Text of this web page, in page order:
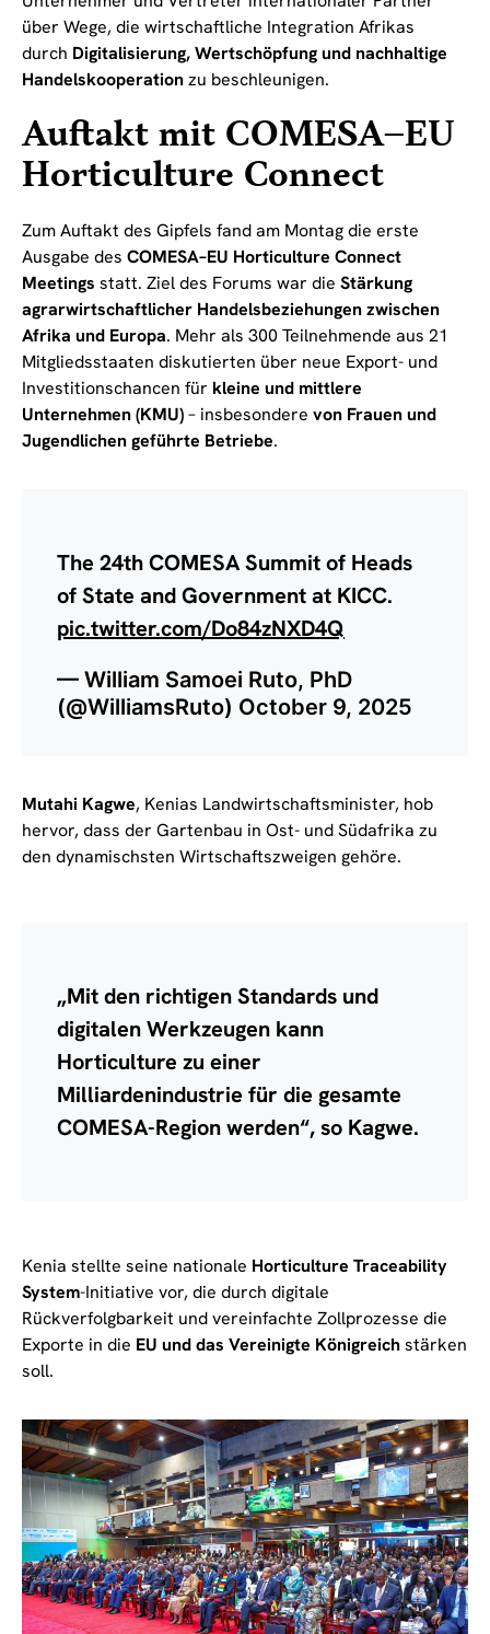
über Wege, die wirtschaftliche Integration Afrikas
durch Digitalisierung, Wertschöpfung und nachhaltige
Handelskooperationzu beschleunigen.
Auftakt mit COMESA–EU
Horticulture Connect
Zum Auftakt des Gipfels fand am Montag die erste
Ausgabe des COMESA–EU Horticulture Connect
Meetings statt. Ziel des Forums war die Stärkung
agrarwirtschaftlicher Handelsbeziehungen zwischen
Afrika und Europa. Mehr als 300 Teilnehmende aus 21
Mitgliedsstaaten diskutierten über neue Export- und
Investitionschancen für kleine und mittlere
Unternehmen (KMU)– insbesondere von Frauen und
Jugendlichen geführte Betriebe.
The 24th COMESA Summit of Heads
of State and Government at KICC.
pic.twitter.com/Do84zNXD4Q
— William Samoei Ruto, PhD
(@WilliamsRuto) October 9, 2025
Mutahi Kagwe, Kenias Landwirtschaftsminister, hob
hervor, dass der Gartenbau in Ost- und Südafrika zu
den dynamischsten Wirtschaftszweigen gehöre.
„Mit den richtigen Standards und
digitalen Werkzeugen kann
Horticulture zu einer
Milliardenindustrie für die gesamte
COMESA-Region werden“, so Kagwe.
Kenia stellte seine nationale Horticulture Traceability
System-Initiative vor, die durch digitale
Rückverfolgbarkeit und vereinfachte Zollprozesse die
Exporte in die EU und das Vereinigte Königreichstärken
soll.